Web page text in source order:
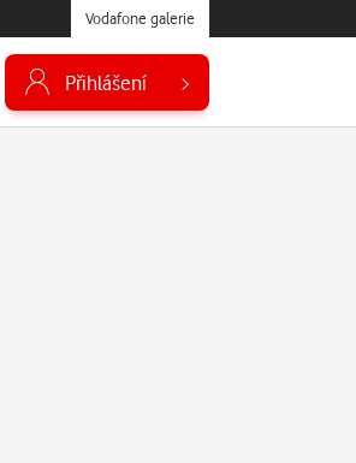
Vodafone galerie
Přihlášení